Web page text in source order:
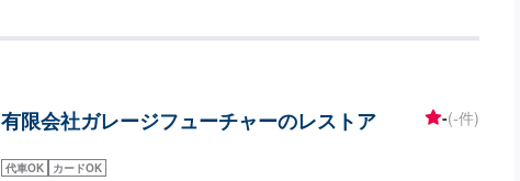
の｢なるべく費用を抑えて修理をしたい｣というご要望に対しても、最
をさせていただきます。スバル車に関しましては他社様でお断りされ
有限会社ガレージフューチャーのレストア -(-件)
代車OK カードOK